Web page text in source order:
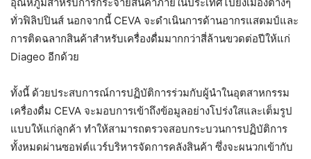
ทั่วฟิลิปปินส์ นอกจากนี้ CEVA จะดำเนินการด้านอากรแสตมป์และ
การติดฉลากสินค้าสำหรับเครื่องดื่มมากกว่าสี่ล้านขวดต่อปีให้แก่
Diageo อีกด้วย
ทั้งนี้ ด้วยประสบการณ์การปฏิบัติการร่วมกับผู้นำในอุตสาหกรรม
เครื่องดื่ม CEVA จะมอบการเข้าถึงข้อมูลอย่างโปร่งใสและเต็มรูป
แบบให้แก่ลูกค้า ทำให้สามารถตรวจสอบกระบวนการปฏิบัติการ
ทั้งหมดผ่านซอฟต์แวร์บริหารจัดการคลังสินค้า ซึ่งจะผนวกเข้ากับ